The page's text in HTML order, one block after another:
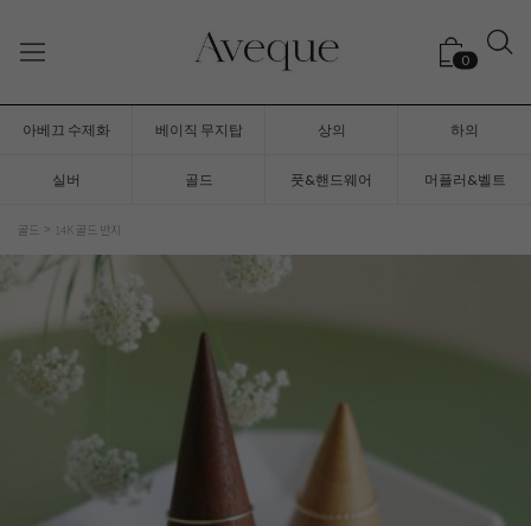
0
아베끄 수제화 베이직 무지탑 상의 하의
실버 골드 풋&핸드웨어 머플러&벨트
골드 14K 골드 반지